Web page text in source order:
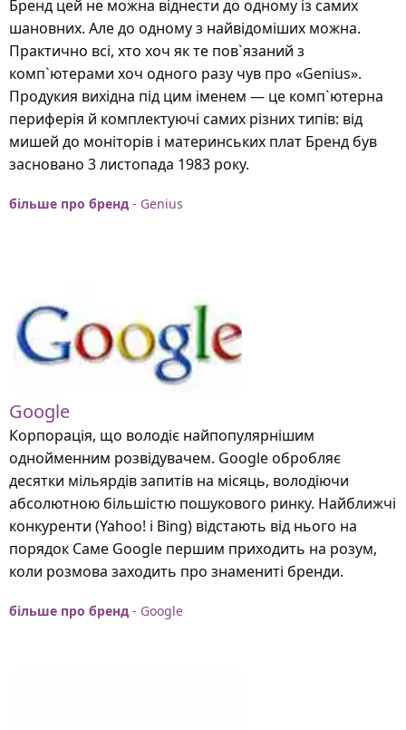
Бренд цей не можна віднести до одному із самих
шановних. Але до одному з найвідоміших можна.
Практично всі, хто хоч як те пов`язаний з
комп`ютерами хоч одного разу чув про «Genius».
Продукия вихідна під цим іменем — це комп`ютерна
периферія й комплектуючі самих різних типів: від
мишей до моніторів і материнських плат Бренд був
засновано 3 листопада 1983 року.
більше про бренд - Genius
Google
Корпорація, що володіє найпопулярнішим
однойменним розвідувачем. Google обробляє
десятки мільярдів запитів на місяць, володіючи
абсолютною більшістю пошукового ринку. Найближчі
конкуренти (Yahoo! і Bing) відстають від нього на
порядок Саме Google першим приходить на розум,
коли розмова заходить про знамениті бренди.
більше про бренд - Google